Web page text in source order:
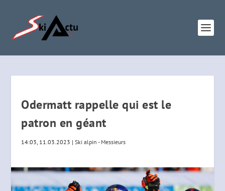
Odermatt rappelle qui est le
patron en géant
14:03, 11.03.2023 |Ski alpin - Messieurs